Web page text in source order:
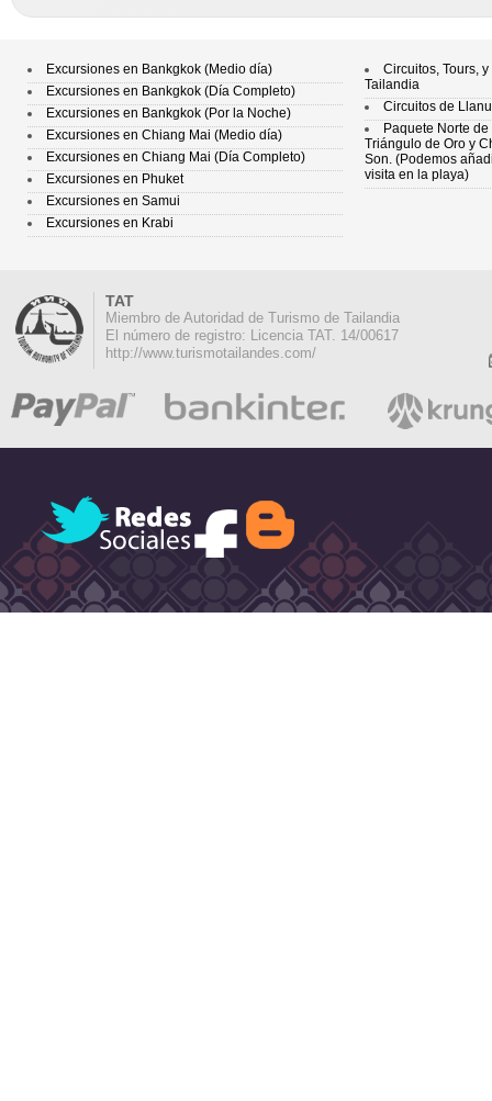
Circuitos, Tours,
Tailandia
Circuitos de
Paquete Norte
Triángulo de Oro y
Son. (Podemos
visita en la playa)
Excursiones en Bankgkok (Medio día)
Excursiones en Bankgkok (Día Completo)
Excursiones en Bankgkok (Por la Noche)
Excursiones en Chiang Mai (Medio día)
Excursiones en Chiang Mai (Día Completo)
Excursiones en Phuket
Excursiones en Samui
Excursiones en Krabi
TAT
Miembro de Autoridad de Turismo de Tailandia
El número de registro: Licencia TAT. 14/00617
http://www.turismotailandes.com/